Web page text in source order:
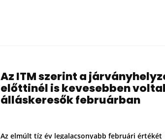
Az ITM szerint a
előttinél is kevesebben
álláskeresők februárban
Az elmúlt tíz év legalacsonyabb februári értékét